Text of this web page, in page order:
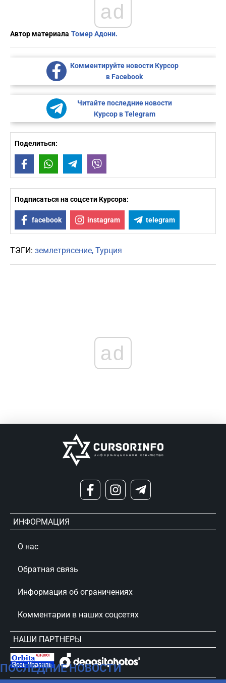
ad
Автор материала Томер Адони.
Комментируйте новости Курсор
в Facebook
Читайте последние новости
Курсор в Telegram
Поделиться:
FacebookWhatsAppTelegram
Подписаться на соцсети Курсора:
facebook instagram telegram
ТЭГИ: землетрясение Турция
ПОСЛЕДНИЕ НОВОСТИ
ad
ИНФОРМАЦИЯ
О нас
Обратная связь
Информация об ограничениях
Комментарии в наших соцсетях
НАШИ ПАРТНЕРЫ